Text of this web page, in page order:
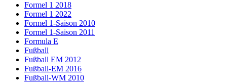
Formel 1 2018
Formel 1 2022
Formel 1-Saison 2010
Formel 1-Saison 2011
Formula E
Fußball
Fußball EM 2012
Fußball-EM 2016
Fußball-WM 2010